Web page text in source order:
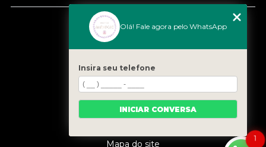
MENU
Quem somos
Serviços
Eventos
Gastronomia
Contato
Mapa do site
1
Olá! Fale agora pelo WhatsApp
Insira seu telefone
INICIAR CONVERSA